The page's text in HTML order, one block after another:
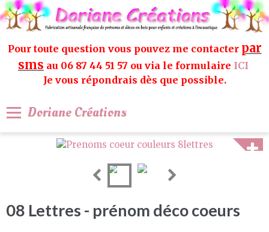
Pour toute question vous pouvez me contacter par
sms au 06 87 44 51 57 ou via le formulaire ICI
Je vous répondrais dès que possible.
Doriane Créations
08 Lettres - prénom déco coeurs